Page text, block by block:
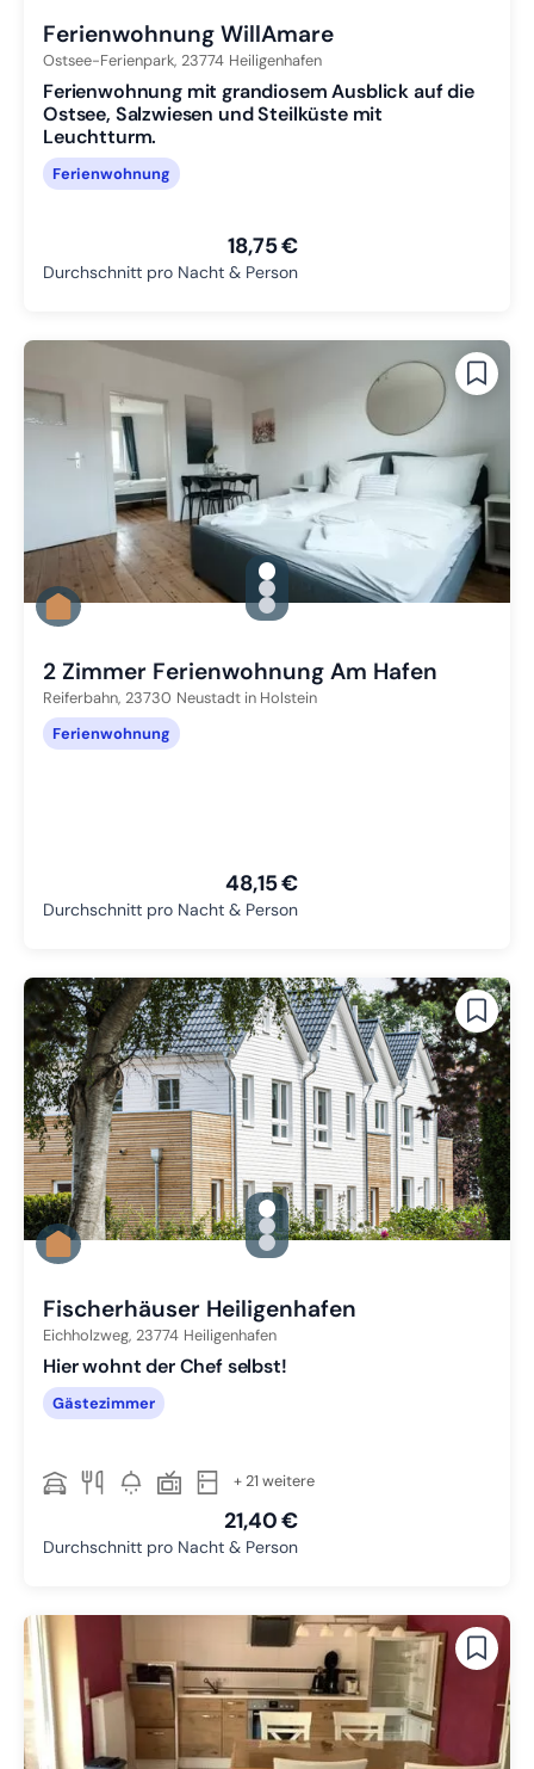
Ferienwohnung WillAmare
Ostsee-Ferienpark, 23774 Heiligenhafen
Ferienwohnung mit grandiosem Ausblick auf die
Ostsee, Salzwiesen und Steilküste mit
Leuchtturm.
Ferienwohnung
18,75 €
Durchschnitt pro Nacht & Person
gallery.slide_selector
Zu Slide 1 wechseln
Zu Slide 2 wechseln
Zu Slide 3 wechseln
2 Zimmer Ferienwohnung Am Hafen
Reiferbahn, 23730 Neustadt in Holstein
Ferienwohnung
48,15 €
Durchschnitt pro Nacht & Person
gallery.slide_selector
Zu Slide 1 wechseln
Zu Slide 2 wechseln
Zu Slide 3 wechseln
Fischerhäuser Heiligenhafen
Eichholzweg, 23774 Heiligenhafen
Hier wohnt der Chef selbst!
Gästezimmer
+ 21 weitere
21,40 €
Durchschnitt pro Nacht & Person